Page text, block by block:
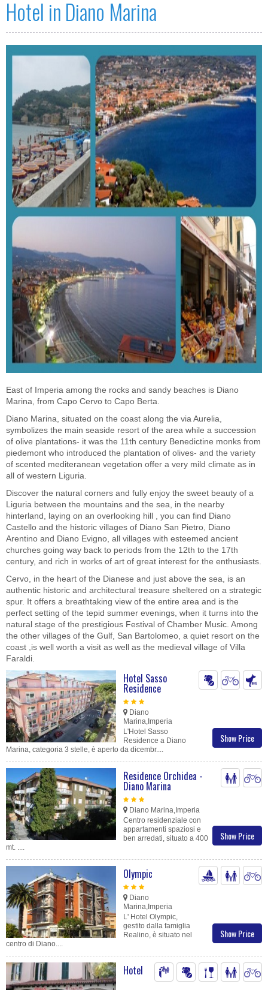
Hotel in Diano Marina
East of Imperia among the rocks and sandy beaches is Diano
Marina, from Capo Cervo to Capo Berta.
Diano Marina, situated on the coast along the via Aurelia,
symbolizes the main seaside resort of the area while a succession
of olive plantations- it was the 11th century Benedictine monks from
piedemont who introduced the plantation of olives- and the variety
of scented mediteranean vegetation offer a very mild climate as in
all of western Liguria.
Discover the natural corners and fully enjoy the sweet beauty of a
Liguria between the mountains and the sea, in the nearby
hinterland, laying on an overlooking hill , you can find Diano
Castello and the historic villages of Diano San Pietro, Diano
Arentino and Diano Evigno, all villages with esteemed ancient
churches going way back to periods from the 12th to the 17th
century, and rich in works of art of great interest for the enthusiasts.
Cervo, in the heart of the Dianese and just above the sea, is an
authentic historic and architectural treasure sheltered on a strategic
spur. It offers a breathtaking view of the entire area and is the
perfect setting of the tepid summer evenings, when it turns into the
natural stage of the prestigious Festival of Chamber Music. Among
the other villages of the Gulf, San Bartolomeo, a quiet resort on the
coast ,is well worth a visit as well as the medieval village of Villa
Faraldi.
Show Price
Hotel Sasso
Residence
Diano
Marina,Imperia
L'Hotel Sasso
Residence a Diano
Marina, categoria 3 stelle, è aperto da dicembr....
Show Price
Residence Orchidea -
Diano Marina
Diano Marina,Imperia
Centro residenziale con
appartamenti spaziosi e
ben arredati, situato a 400
mt. ....
Show Price
Olympic
Diano
Marina,Imperia
L' Hotel Olympic,
gestito dalla famiglia
Realino, è situato nel
centro di Diano....
Hotel